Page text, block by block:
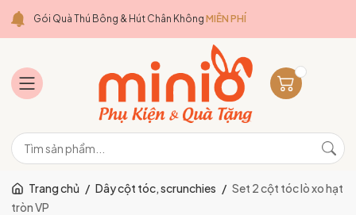
Gói Quà Thú Bông & Hút Chân Không MIỄN PHÍ
Trang chủ / Dây cột tóc, scrunchies / Set 2 cột tóc lò xo hạt
tròn VP